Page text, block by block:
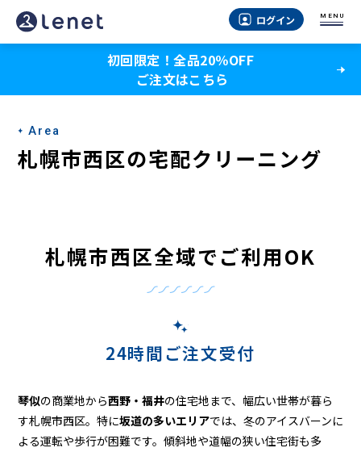
札
幌
西
区
の
グ
ログイン MENU
初回限定！全品20％OFF
ご注文はこちら
Area
札幌市西区の宅配クリーニング
札幌市西区全域でご利用OK
24時間ご注文受付
琴似の商業地から西野・福井の住宅地まで、幅広い世帯が暮ら
す札幌市西区。特に坂道の多いエリアでは、冬のアイスバーンに
よる運転や歩行が困難です。傾斜地や道幅の狭い住宅街も多